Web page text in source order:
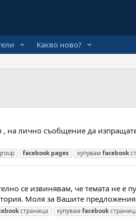
Какво ново?
на лично съобщение да
facebook pages купувам facebook
се извинявам, че темата не е
Моля за Вашите
страница купувам facebook